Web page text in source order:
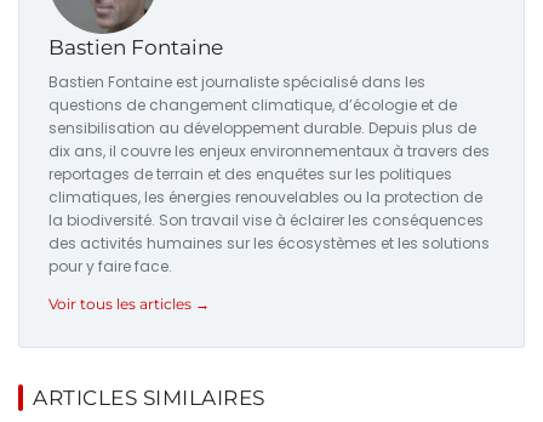
Bastien Fontaine
Bastien Fontaine est journaliste spécialisé dans les
questions de changement climatique, d’écologie et de
sensibilisation au développement durable. Depuis plus de
dix ans, il couvre les enjeux environnementaux à travers des
reportages de terrain et des enquêtes sur les politiques
climatiques, les énergies renouvelables ou la protection de
la biodiversité. Son travail vise à éclairer les conséquences
des activités humaines sur les écosystèmes et les solutions
pour y faire face.
Voir tous les articles →
ARTICLES SIMILAIRES